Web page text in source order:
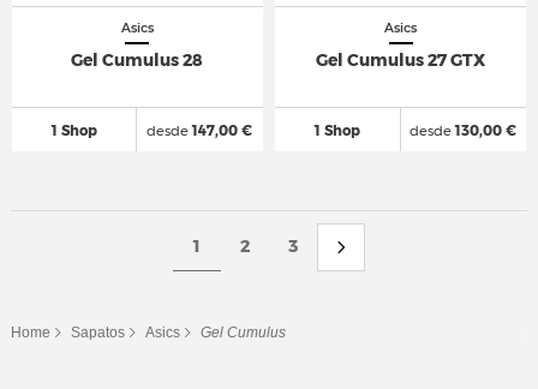
Asics
Gel Cumulus 28
1 Shop desde147,00 €
Asics
Gel Cumulus 27 GTX
1 Shop desde130,00 €
1 2 3
Home Sapatos Asics Gel Cumulus